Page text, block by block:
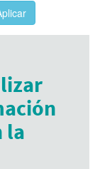
la